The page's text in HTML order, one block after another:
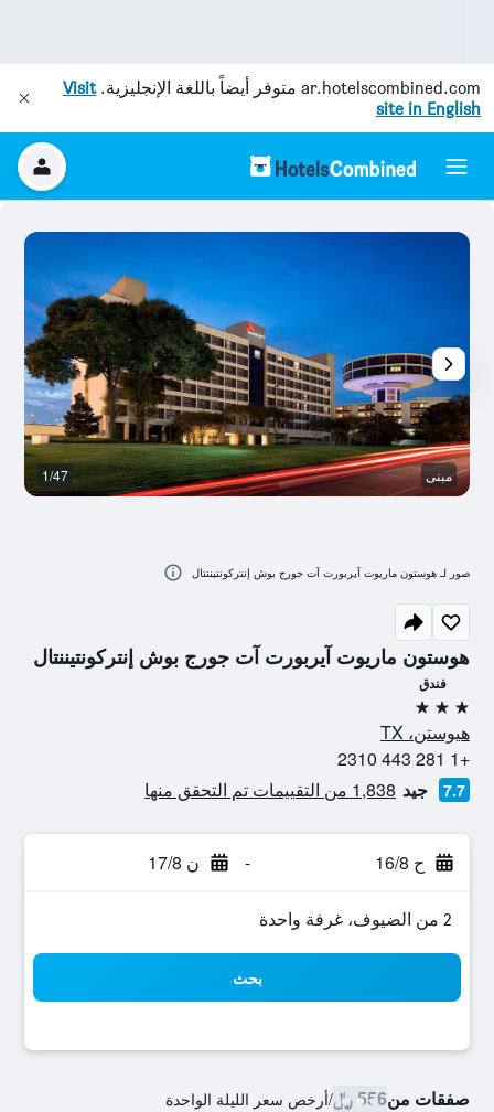
ar.hotelscombined.com متوفر أيضاً باللغة الإنجليزية.Visit
site in English
هوستون ماريوت آيربورت آت جورج بوش إنتركونتيننتال
فندق
3 نجوم
هيوستن، TX
+1 281 443 2310
7.7 جيد 1,838 من التقييمات تم التحقق منها
ح 16/8 - ن 17/8
2 من الضيوف، غرفة واحدة
بحث
صفقات من556 ﷼ /أرخص سعر الليلة الواحدة
مبنى 1/47
صور لـ هوستون ماريوت آيربورت آت جورج بوش إنتركونتيننتال